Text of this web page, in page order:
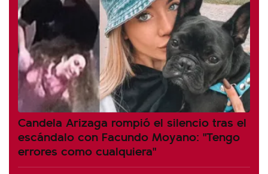
Candela Arizaga rompió el silencio tras el
escándalo con Facundo Moyano: "Tengo
errores como cualquiera"